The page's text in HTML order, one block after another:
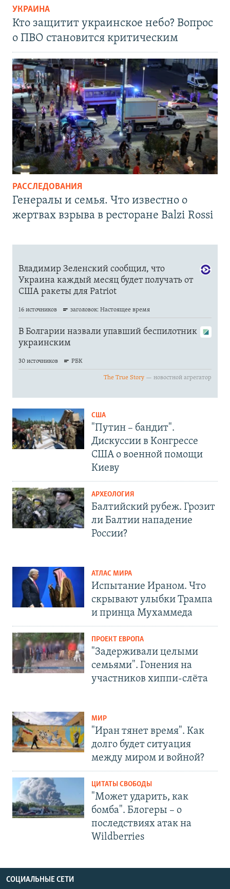
УКРАИНА
Кто защитит украинское небо? Вопрос
о ПВО становится критическим
РАССЛЕДОВАНИЯ
Генералы и семья. Что известно о
жертвах взрыва в ресторане Balzi Rossi
США
"Путин – бандит".
Дискуссии в Конгрессе
США о военной помощи
Киеву
АРХЕОЛОГИЯ
Балтийский рубеж. Грозит
ли Балтии нападение
России?
АТЛАС МИРА
Испытание Ираном. Что
скрывают улыбки Трампа
и принца Мухаммеда
ПРОЕКТ ЕВРОПА
"Задерживали целыми
семьями". Гонения на
участников хиппи-слёта
МИР
"Иран тянет время". Как
долго будет ситуация
между миром и войной?
ЦИТАТЫ СВОБОДЫ
"Может ударить, как
бомба". Блогеры – о
последствиях атак на
Wildberries
СОЦИАЛЬНЫЕ СЕТИ